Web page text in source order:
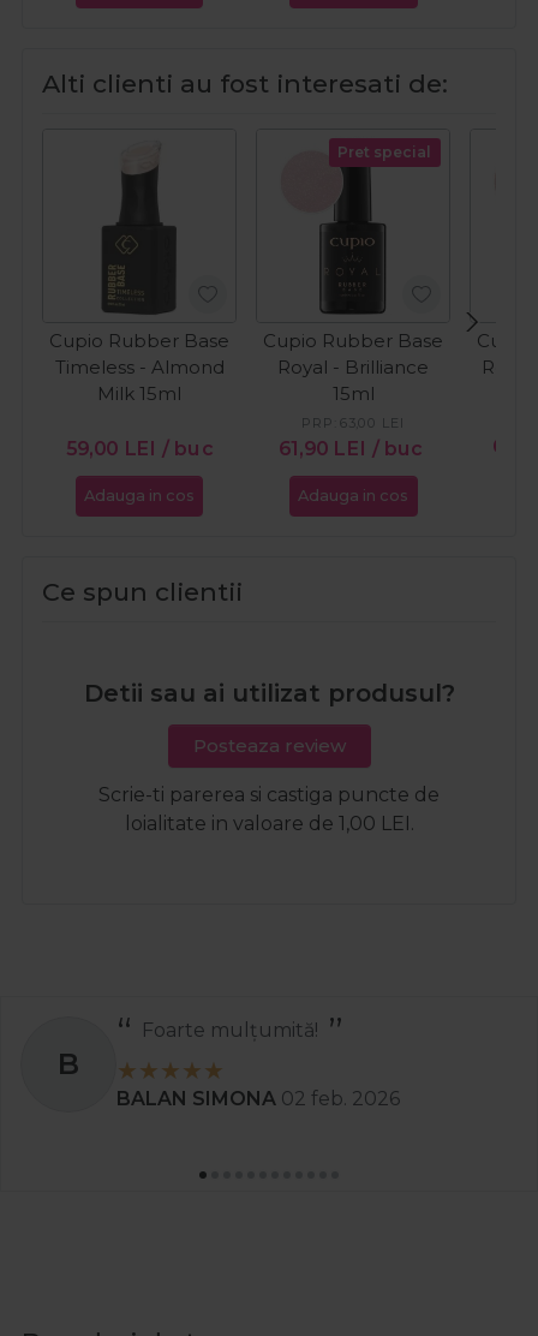
Alti clienti au fost interesati de:
Cupio Rubber Base
Timeless - Almond
Milk 15ml
59,00 LEI / buc
Adauga in cos
Pret special
Cupio Rubber Base
Royal - Brilliance
15ml
61,90 LEI / buc
PRP:63,00 LEI
Adauga in cos
Cupio
Ce spun clientii
Detii sau ai utilizat produsul?
Posteaza review
Scrie-ti parerea si castiga puncte de
loialitate in valoare de 1,00 LEI.
B
Foarte mulțumită!
BALAN SIMONA 02 feb. 2026